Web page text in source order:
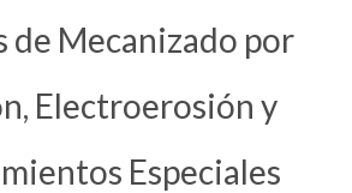
de Mecanizado por
Electroerosión y
Especiales